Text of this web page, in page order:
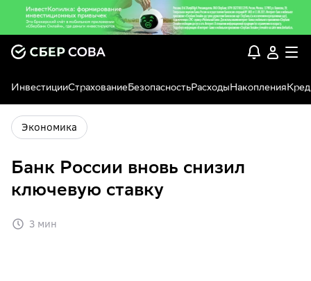
ИнвестицииСтрахованиеБезопасностьРасходыНакопления
Экономика
Банк России вновь снизил
ключевую ставку
3 мин